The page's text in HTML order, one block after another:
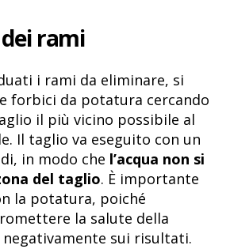
rami
i rami da eliminare, si
forbici da potatura cercando
il più vicino possibile al
Il taglio va eseguito con un
in modo che l’acqua non si
del taglio. È importante
la potatura, poiché
la salute della
sui risultati.